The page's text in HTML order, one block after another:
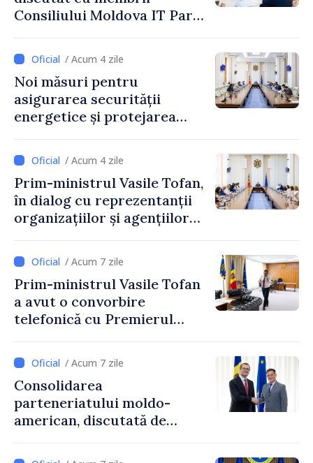
Consiliului Moldova IT Park:
industriei IT”
/ Acum 4 zile
Noi măsuri pentru
asigurarea securității
energetice și protejarea
de CNMC
/ Acum 4 zile
Prim-ministrul Vasile Tofan,
în dialog cu reprezentanții
organizațiilor și agențiilor
Moldova
/ Acum 7 zile
Prim-ministrul Vasile Tofan
a avut o convorbire
telefonică cu Premierul
/ Acum 7 zile
Consolidarea
parteneriatului moldo-
american, discutată de
și însărcinatul cu afaceri al